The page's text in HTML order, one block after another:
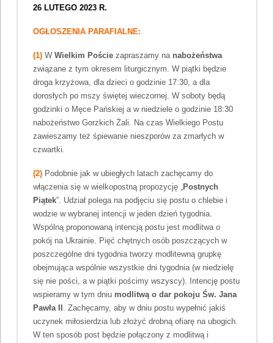
26 LUTEGO 2023 R.
OGŁOSZENIA PARAFIALNE:
(1) W Wielkim Pościezapraszamy na nabożeństwa
związane z tym okresem liturgicznym. W piątki będzie
droga krzyżowa, dla dzieci o godzinie 17:30, a dla
dorosłych po mszy świętej wieczornej. W soboty będą
godzinki o Męce Pańskiej a w niedziele o godzinie 18:30
nabożeństwo Gorzkich Żali. Na czas Wielkiego Postu
zawieszamy też śpiewanie nieszporów za zmarłych w
czwartki.
(2) Podobnie jak w ubiegłych latach zachęcamy do
włączenia się w wielkopostną propozycję „Postnych
Piątek”. Udział polega na podjęciu się postu o chlebie i
wodzie w wybranej intencji w jeden dzień tygodnia.
Wspólną proponowaną intencją postu jest modlitwa o
pokój na Ukrainie. Pięć chętnych osób poszczących w
poszczególne dni tygodnia tworzy modlitewną grupkę
obejmująca wspólnie wszystkie dni tygodnia (w niedzielę
się nie pości, a w piątki pościmy wszyscy). Intencję postu
wspieramy w tym dniu modlitwą o dar pokoju Św. Jana
Pawła II . Zachęcamy, aby w dniu postu wypełnić jakiś
uczynek miłosierdzia lub złożyć drobną ofiarę na ubogich.
W ten sposób post będzie połączony z modlitwą i